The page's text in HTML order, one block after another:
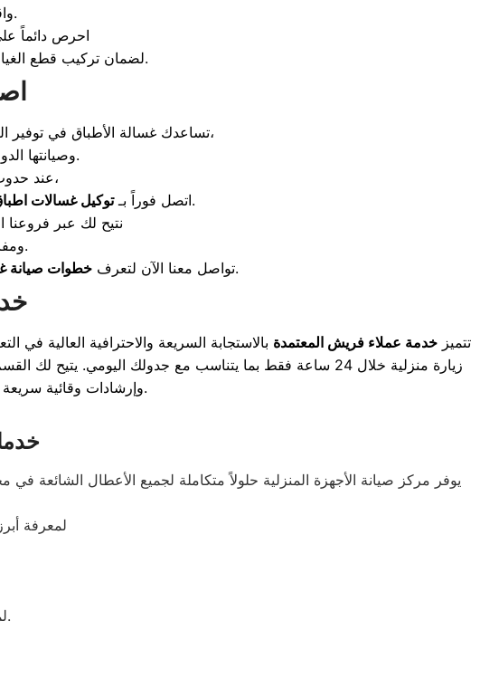
واقتصادي قبل البدء في العمل لضمان راحتك.
احرص دائماً
لضمان تركيب قطع الغيار الأصلية بنسبة 100% والحصول على شهادة ضمان تحمي جهازك.
تساعدك غسالة الأطباق في توفير الكثير من الوقت والجهد داخل المطبخ بفضل تكنولوجيتها المتطورة في التعقيم،
وصيانتها الدورية تحميك من مشاكل الانسداد وضَعف تنظيف الأواني.
عند حدوث أي عطل في تصريف المياه أو توقف الرشاشات،
اتصل فوراً بـتوكيل غسالات
لإرسال فني متخصص يقوم بتشخيص المشكلة وإصلاحها بالمنزل.
نتيح لك عبر فروعنا
ومفاتيح التشغيل بأسعار تنافسية تناسب ميزانيتك.
تواصل معنا الآن لتعرف خطوات صيانة الوقائية التي تضمن لك حماية جهازك وتجنب الأعطال الشائعة.
تتميز خدمة عملاء فريش المعتمدة بالاستجابة السريعة والاحترافية العالية
زيارة منزلية خلال 24 ساعة فقط بما يتناسب مع جدولك اليومي. يتيح لك القسم الفني لخدمة العملاء إمكانية
وإرشادات وقائية سريعة لحماية جهازك من التلف حتى وصول فريق الدعم إلى باب منزلك.
يوفر مركز صيانة الأجهزة المنزلية حلولاً متكاملة لجميع الأعطال
لمعرفة
لمعرفة أسباب الأعطال وطرق الوقاية منها.